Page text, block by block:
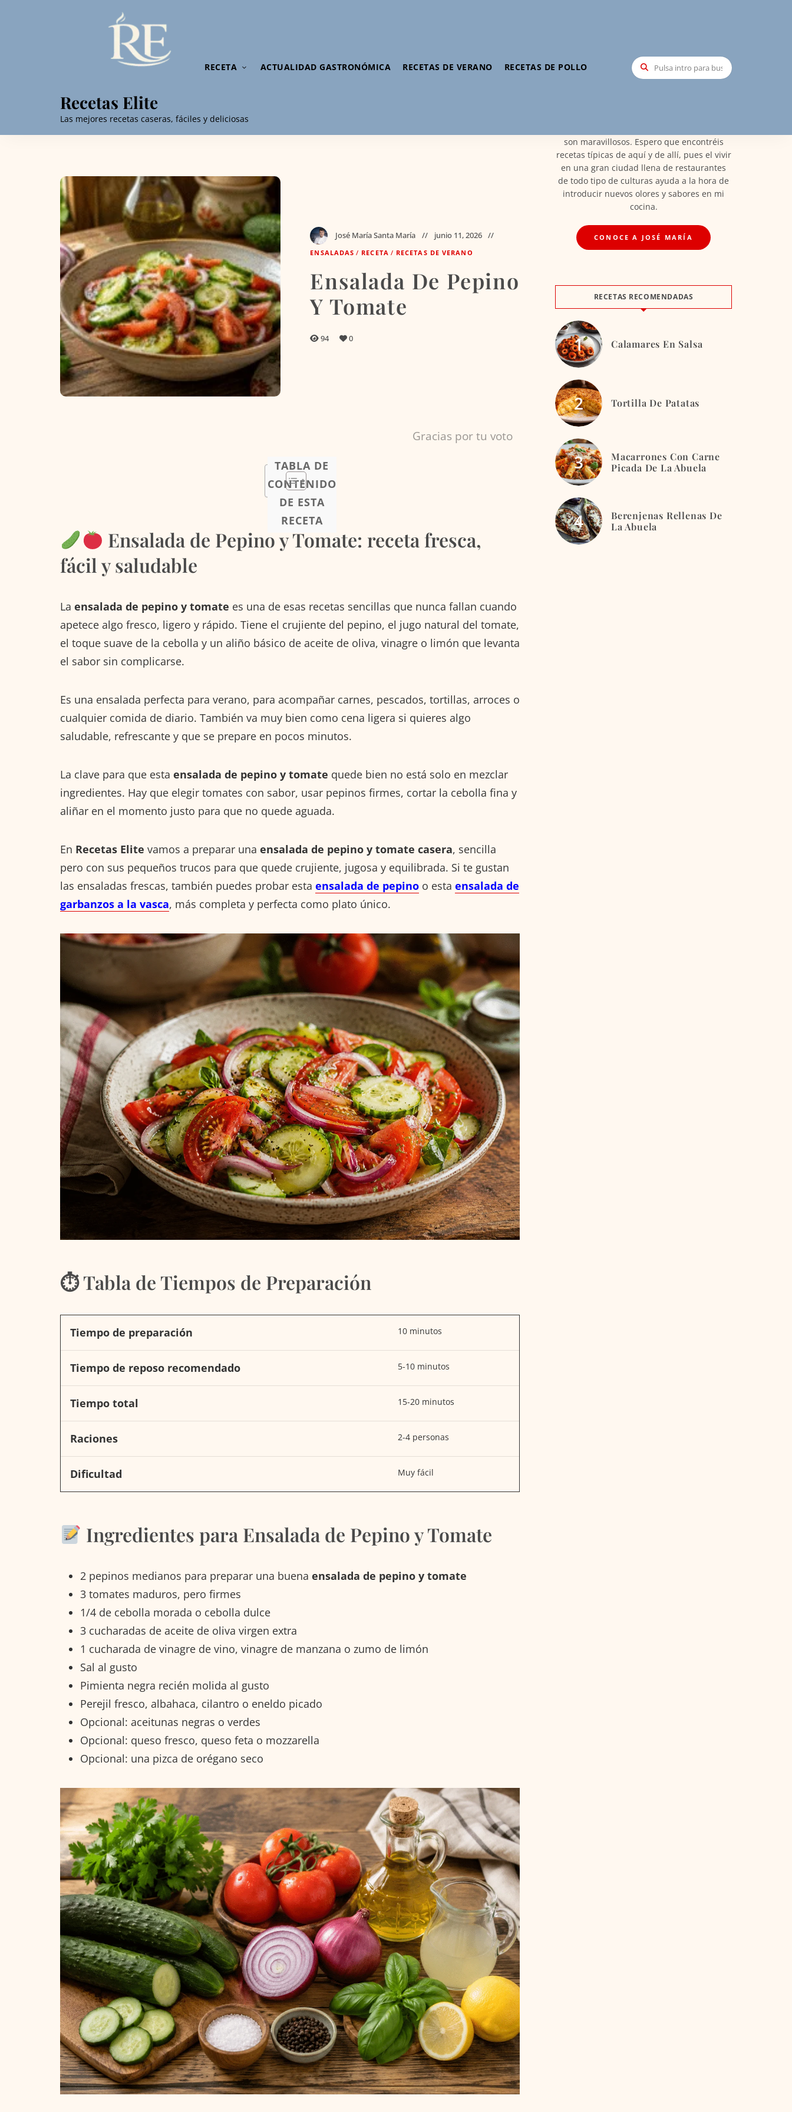
Recetas Elite
Las mejores recetas caseras, fáciles y deliciosas
RECETA ACTUALIDAD GASTRONÓMICA RECETAS DE VERANO RECETAS DE POLLO
José María Santa María junio 11, 2026
ENSALADAS / RECETA / RECETAS DE VERANO
Ensalada De Pepino
Y Tomate
94 0
Gracias por tu voto
TABLA DE
CONTENIDO
DE ESTA
RECETA
Ensalada de Pepino y Tomate: receta fresca,
fácil y saludable
La ensalada de pepino y tomate es una de esas recetas sencillas que nunca fallan cuando
apetece algo fresco, ligero y rápido. Tiene el crujiente del pepino, el jugo natural del tomate,
el toque suave de la cebolla y un aliño básico de aceite de oliva, vinagre o limón que levanta
el sabor sin complicarse.
Es una ensalada perfecta para verano, para acompañar carnes, pescados, tortillas, arroces o
cualquier comida de diario. También va muy bien como cena ligera si quieres algo
saludable, refrescante y que se prepare en pocos minutos.
La clave para que esta ensalada de pepino y tomate quede bien no está solo en mezclar
ingredientes. Hay que elegir tomates con sabor, usar pepinos firmes, cortar la cebolla fina y
aliñar en el momento justo para que no quede aguada.
En Recetas Elite vamos a preparar una ensalada de pepino y tomate casera, sencilla
pero con sus pequeños trucos para que quede crujiente, jugosa y equilibrada. Si te gustan
las ensaladas frescas, también puedes probar esta ensalada de pepino o esta ensalada de
garbanzos a la vasca, más completa y perfecta como plato único.
⏱ Tabla de Tiempos de Preparación
Tiempo de preparación 10 minutos
Tiempo de reposo recomendado 5-10 minutos
Tiempo total 15-20 minutos
Raciones 2-4 personas
Dificultad Muy fácil
Ingredientes para Ensalada de Pepino y Tomate
2 pepinos medianos para preparar una buena ensalada de pepino y tomate
3 tomates maduros, pero firmes
1/4 de cebolla morada o cebolla dulce
3 cucharadas de aceite de oliva virgen extra
1 cucharada de vinagre de vino, vinagre de manzana o zumo de limón
Sal al gusto
Pimienta negra recién molida al gusto
Perejil fresco, albahaca, cilantro o eneldo picado
Opcional: aceitunas negras o verdes
Opcional: queso fresco, queso feta o mozzarella
Opcional: una pizca de orégano seco
Hola, soy José María
Mi nombre es José María Santa María,
son maravillosos. Espero que encontréis
recetas típicas de aquí y de allí, pues el vivir
en una gran ciudad llena de restaurantes
de todo tipo de culturas ayuda a la hora de
introducir nuevos olores y sabores en mi
cocina.
CONOCE A JOSÉ MARÍA
RECETAS RECOMENDADAS
Calamares En Salsa
Tortilla De Patatas
Macarrones Con Carne
Picada De La Abuela
Berenjenas Rellenas De
La Abuela